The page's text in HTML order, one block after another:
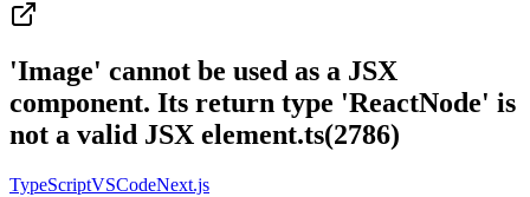
'Image' cannot be used as a JSX
component. Its return type 'ReactNode' is
not a valid JSX element.ts(2786)
TypeScriptVSCodeNext.js